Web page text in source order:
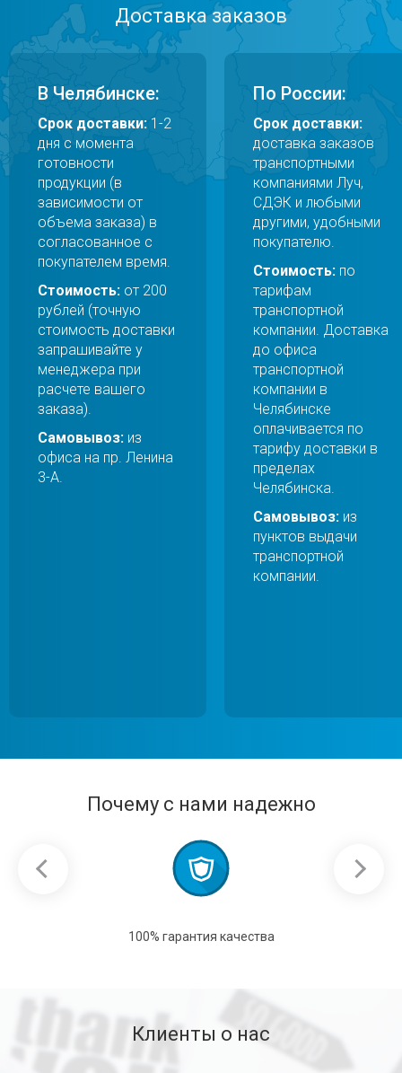
Доставка заказов
В Челябинске:
Срок доставки: 1-2
дня с момента
готовности
продукции (в
зависимости от
объема заказа) в
согласованное с
покупателем время.
Стоимость: от 200
рублей (точную
стоимость доставки
запрашивайте у
менеджера при
расчете вашего
заказа).
Самовывоз: из
офиса на пр. Ленина
3-А.
По России:
Срок доставки:
доставка заказов
транспортными
компаниями Луч,
СДЭК и любыми
другими, удобными
покупателю.
Стоимость: по
тарифам
транспортной
компании. Доставка
до офиса
транспортной
компании в
Челябинске
оплачивается по
тарифу доставки в
пределах
Челябинска.
Самовывоз: из
пунктов выдачи
транспортной
компании.
Почему с нами надежно
100% гарантия качества
Клиенты о нас